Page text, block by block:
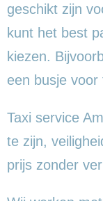
geschikt zijn
kunt het best
kiezen.
een busje
Taxi service
te zijn,
prijs zonder